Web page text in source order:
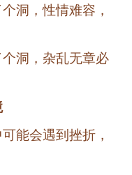
洞，性情难容，
洞，杂乱无章必
能会遇到挫折，